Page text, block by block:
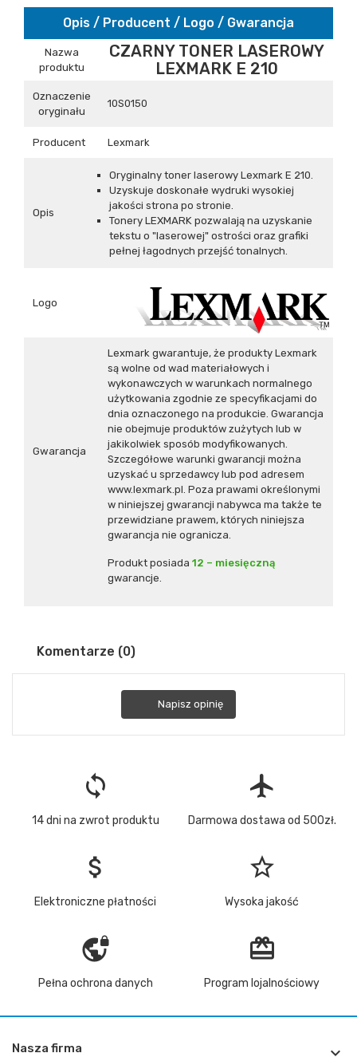
Opis / Producent / Logo / Gwarancja
Nazwa
produktu
CZARNY TONER LASEROWY
LEXMARK E 210
Oznaczenie
oryginału
10S0150
Producent Lexmark
Opis
Oryginalny toner laserowy Lexmark E 210.
Uzyskuje doskonałe wydruki wysokiej
jakości strona po stronie.
Tonery LEXMARK pozwalają na uzyskanie
tekstu o "laserowej" ostrości oraz grafiki
pełnej łagodnych przejść tonalnych.
Logo
Gwarancja
Lexmark gwarantuje, że produkty Lexmark
są wolne od wad materiałowych i
wykonawczych w warunkach normalnego
użytkowania zgodnie ze specyfikacjami do
dnia oznaczonego na produkcie. Gwarancja
nie obejmuje produktów zużytych lub w
jakikolwiek sposób modyfikowanych.
Szczegółowe warunki gwarancji można
uzyskać u sprzedawcy lub pod adresem
www.lexmark.pl. Poza prawami określonymi
w niniejszej gwarancji nabywca ma także te
przewidziane prawem, których niniejsza
gwarancja nie ogranicza.
Produkt posiada 12 – miesięczną
gwarancje.
Komentarze (0)
Napisz opinię
loop
14 dni na zwrot produktu
flight
Darmowa dostawa od 500zł.
attach_money
Elektroniczne płatności
star_border
Wysoka jakość
vpn_lock
Pełna ochrona danych
redeem
Program lojalnościowy
Nasza firma